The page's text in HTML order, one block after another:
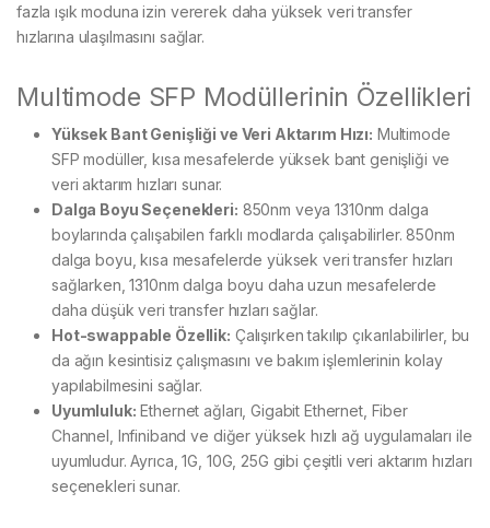
fazla ışık moduna izin vererek daha yüksek veri transfer
hızlarına ulaşılmasını sağlar.
Multimode SFP Modüllerinin Özellikleri
Yüksek Bant Genişliği ve Veri Aktarım Hızı: Multimode
SFP modüller, kısa mesafelerde yüksek bant genişliği ve
veri aktarım hızları sunar.
Dalga Boyu Seçenekleri: 850nm veya 1310nm dalga
boylarında çalışabilen farklı modlarda çalışabilirler. 850nm
dalga boyu, kısa mesafelerde yüksek veri transfer hızları
sağlarken, 1310nm dalga boyu daha uzun mesafelerde
daha düşük veri transfer hızları sağlar.
Hot-swappable Özellik: Çalışırken takılıp çıkarılabilirler, bu
da ağın kesintisiz çalışmasını ve bakım işlemlerinin kolay
yapılabilmesini sağlar.
Uyumluluk: Ethernet ağları, Gigabit Ethernet, Fiber
Channel, Infiniband ve diğer yüksek hızlı ağ uygulamaları ile
uyumludur. Ayrıca, 1G, 10G, 25G gibi çeşitli veri aktarım hızları
seçenekleri sunar.